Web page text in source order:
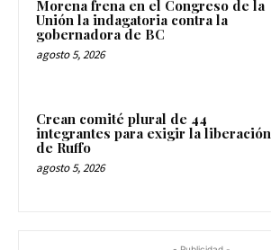
Morena frena en el Congreso de la
Unión la indagatoria contra la
gobernadora de BC
agosto 5, 2026
Crean comité plural de 44
integrantes para exigir la liberación
de Ruffo
agosto 5, 2026